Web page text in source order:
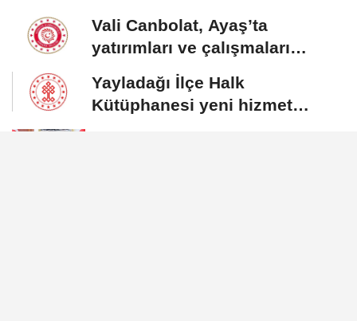
Vali Canbolat, Ayaş’ta
yatırımları ve çalışmaları
Yayladağı İlçe Halk
Kütüphanesi yeni hizmet